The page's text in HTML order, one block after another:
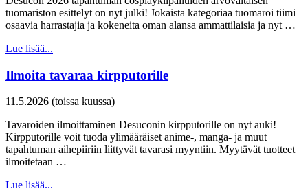
tuomariston esittelyt on nyt julki! Jokaista kategoriaa tuomaroi tiimi
osaavia harrastajia ja kokeneita oman alansa ammattilaisia ja nyt …
Lue lisää...
Ilmoita tavaraa kirpputorille
11.5.2026 (toissa kuussa)
Tavaroiden ilmoittaminen Desuconin kirpputorille on nyt auki!
Kirpputorille voit tuoda ylimääräiset anime-, manga- ja muut
tapahtuman aihepiiriin liittyvät tavarasi myyntiin. Myytävät tuotteet
ilmoitetaan …
Lue lisää...